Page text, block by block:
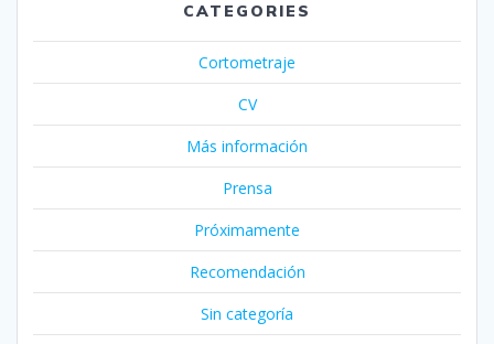
CATEGORIES
Cortometraje
CV
Más información
Prensa
Próximamente
Recomendación
Sin categoría